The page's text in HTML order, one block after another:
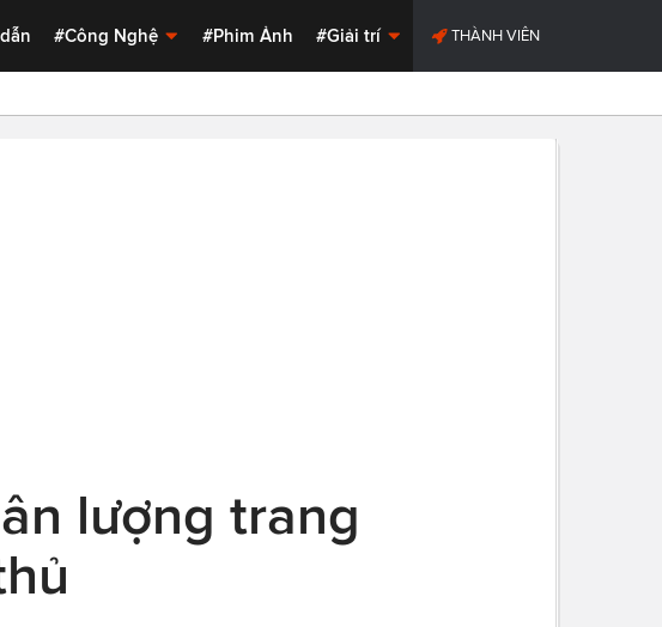
#Công Nghệ #Phim Ảnh #Giải trí THÀNH VIÊN
lượng trang